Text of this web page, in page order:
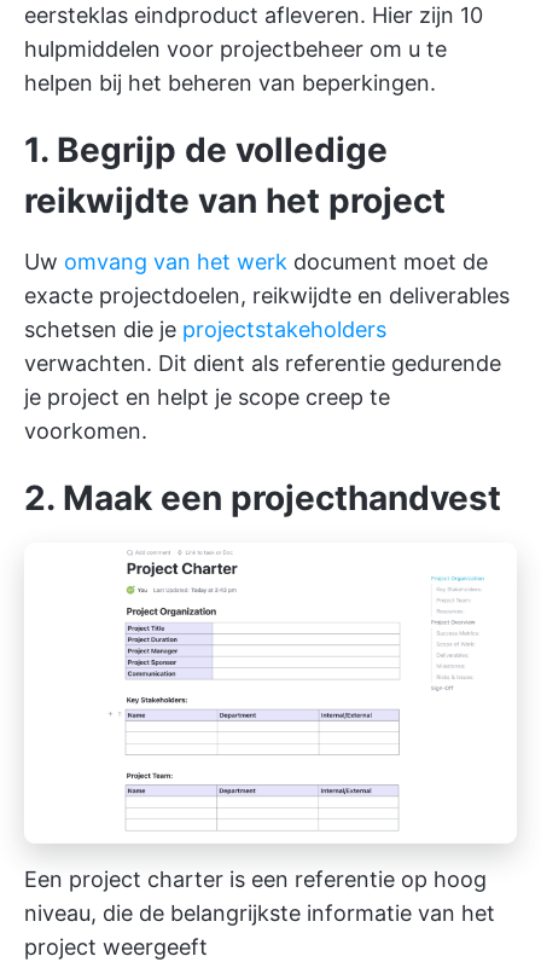
eersteklas eindproduct afleveren. Hier zijn 10
hulpmiddelen voor projectbeheer om u te
helpen bij het beheren van beperkingen.
1. Begrijp de volledige
reikwijdte van het project
Uw omvang van het werk document moet de
exacte projectdoelen, reikwijdte en deliverables
schetsen die je projectstakeholders
verwachten. Dit dient als referentie gedurende
je project en helpt je scope creep te
voorkomen.
2. Maak een projecthandvest
Een project charter is een referentie op hoog
niveau, die de belangrijkste informatie van het
project weergeeft